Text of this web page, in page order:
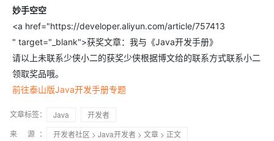
妙手空空
<a href="https://developer.aliyun.com/article/757413
" target="_blank">获奖文章：我与《Java开发手册》
请以上未联系少侠小二的获奖少侠根据博文给的联系方式联系小二
领取奖品哦。
前往泰山版Java开发手册专题
文章标签： Java
开发者
来 源：
开发者社区 > Java开发者 > 文章 > 正文